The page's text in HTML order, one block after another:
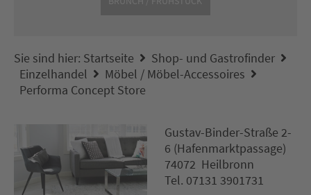
Sie sind hier: Startseite
Shop- und Gastrofinder
Einzelhandel
Möbel / Möbel-Accessoires
Performa Concept Store
Gustav-Binder-Straße 2-
6 (Hafenmarktpassage)
74072 Heilbronn
Tel. 07131 3901731